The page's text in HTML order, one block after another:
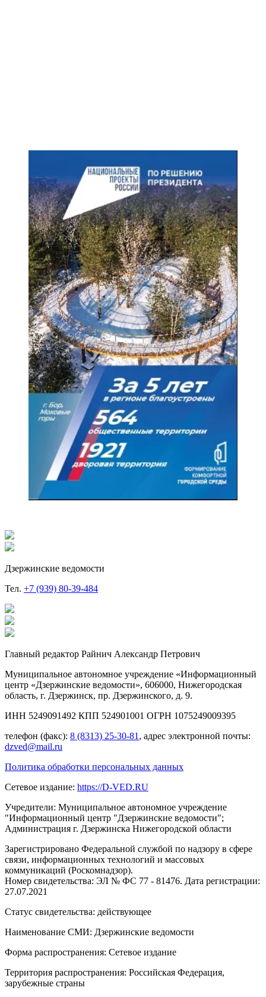
Дзержинские ведомости
Тел. +7 (939) 80-39-484
Главный редактор Райнич Александр Петрович
Муниципальное автономное учреждение «Информационный
центр «Дзержинские ведомости», 606000, Нижегородская
область, г. Дзержинск, пр. Дзержинского, д. 9.
ИНН 5249091492 КПП 524901001 ОГРН 1075249009395
телефон (факс): 8 (8313) 25-30-81 , адрес электронной почты:
dzved@mail.ru
Политика обработки персональных данных
Сетевое издание: https://D-VED.RU
Учредители: Муниципальное автономное учреждение
"Информационный центр "Дзержинские ведомости";
Администрация г. Дзержинска Нижегородской области
Зарегистрировано Федеральной службой по надзору в сфере
связи, информационных технологий и массовых
коммуникаций (Роскомнадзор).
Номер свидетельства: ЭЛ № ФС 77 - 81476. Дата регистрации:
27.07.2021
Статус свидетельства: действующее
Наименование СМИ: Дзержинские ведомости
Форма распространения: Сетевое издание
Территория распространения: Российская Федерация,
зарубежные страны